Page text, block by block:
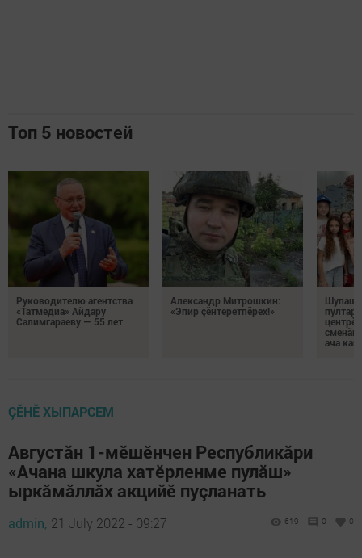
Топ 5 новостей
Руководителю агентства
«Татмедиа» Айдару
Салимгараеву — 55 лет
Александр Митрошкин:
«Эпир çӗнтеретпӗрех!»
ача
ÇӖНӖ ХЫПАРСЕМ
Августăн 1-мӗшӗнчен Республикăри
«Ачана шкула хатӗрленме пулăш»
ыркăмăллăх акцийӗ пуçланать
admin, 21 July 2022 - 09:27 619 0 0